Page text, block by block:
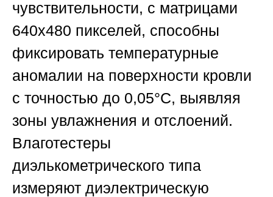
чувствительности, с матрицами
640х480 пикселей, способны
фиксировать температурные
аномалии на поверхности кровли
с точностью до 0,05°C, выявляя
зоны увлажнения и отслоений.
Влаготестеры
диэлькометрического типа
измеряют диэлектрическую